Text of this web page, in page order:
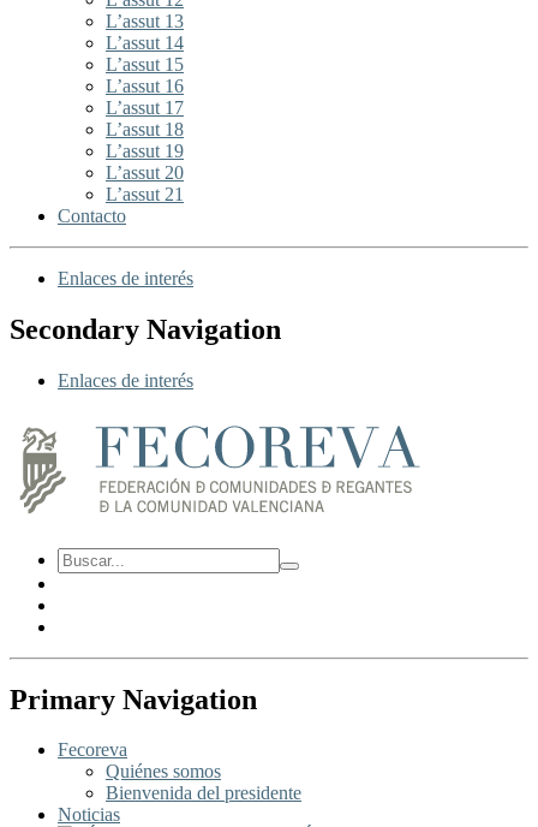
L’assut 13
L’assut 14
L’assut 15
L’assut 16
L’assut 17
L’assut 18
L’assut 19
L’assut 20
L’assut 21
Contacto
Enlaces de interés
Secondary Navigation
Enlaces de interés
Primary Navigation
Fecoreva
Quiénes somos
Bienvenida del presidente
Noticias